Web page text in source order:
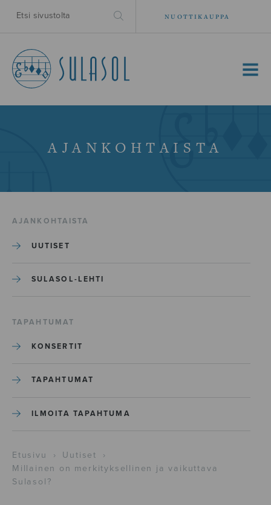
NUOTTIKAUPPA
MENU
AJANKOHTAISTA
AJANKOHTAISTA
UUTISET
SULASOL-LEHTI
TAPAHTUMAT
KONSERTIT
TAPAHTUMAT
ILMOITA TAPAHTUMA
Etusivu › Uutiset
›
Millainen on merkityksellinen ja vaikuttava
Sulasol?